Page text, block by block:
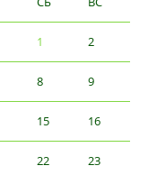
1 2
8 9
15 16
22 23